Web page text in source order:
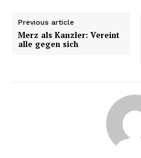
Previous article
Merz als Kanzler: Vereint
alle gegen sich